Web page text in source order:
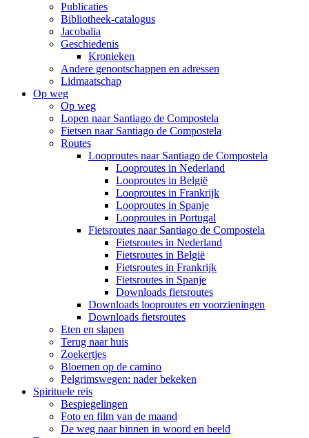
Publicaties
Bibliotheek-catalogus
Jacobalia
Geschiedenis
Kronieken
Andere genootschappen en adressen
Lidmaatschap
Op weg
Op weg
Lopen naar Santiago de Compostela
Fietsen naar Santiago de Compostela
Routes
Looproutes naar Santiago de Compostela
Looproutes in Nederland
Looproutes in België
Looproutes in Frankrijk
Looproutes in Spanje
Looproutes in Portugal
Fietsroutes naar Santiago de Compostela
Fietsroutes in Nederland
Fietsroutes in België
Fietsroutes in Frankrijk
Fietsroutes in Spanje
Downloads fietsroutes
Downloads looproutes en voorzieningen
Downloads fietsroutes
Eten en slapen
Terug naar huis
Zoekertjes
Bloemen op de camino
Pelgrimswegen: nader bekeken
Spirituele reis
Bespiegelingen
Foto en film van de maand
De weg naar binnen in woord en beeld